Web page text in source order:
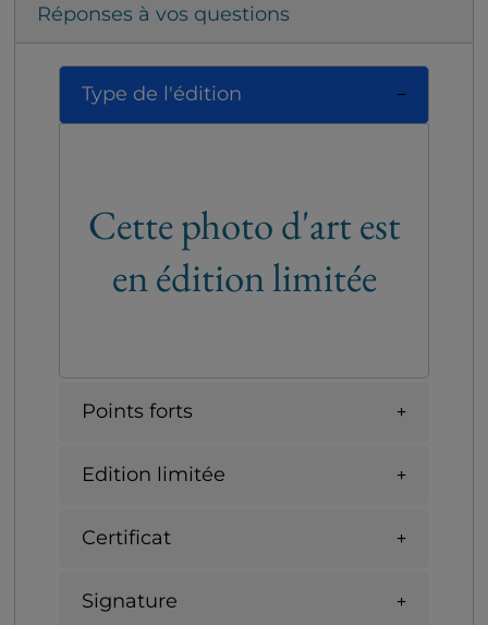
Réponses à vos questions
Type de l'édition
Cette photo d'art est
en édition limitée
Points forts
Edition limitée
Certificat
Signature